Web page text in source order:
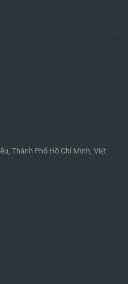
Thành Phố Hồ Chí Minh, Việt